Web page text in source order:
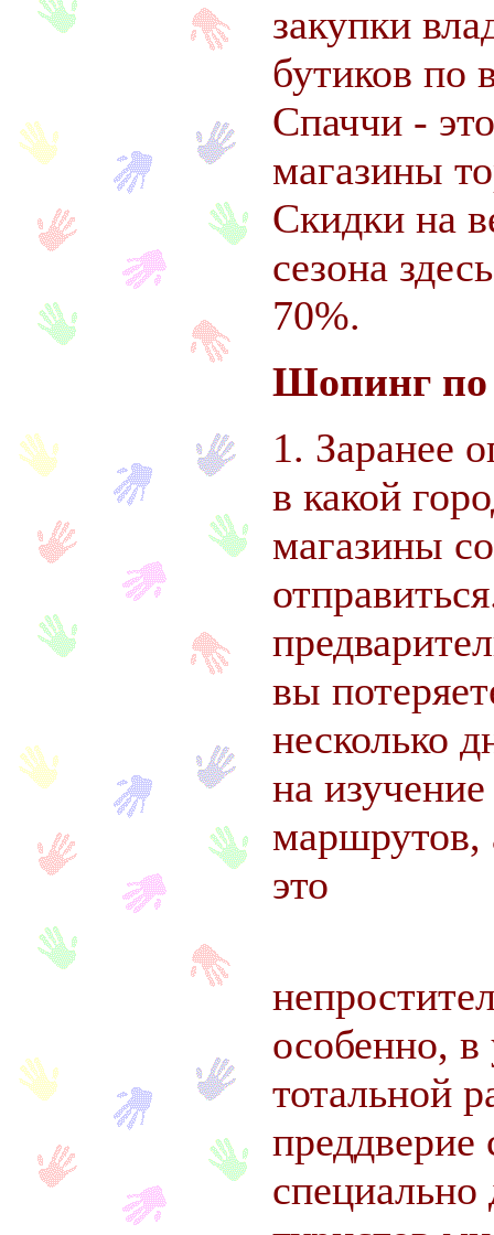
закупки
бутиков по
Спаччи -
магазины
Скидки на
сезона
70%.
Шопинг по
1. Заранее
в какой
магазины
вы
несколько
на изучение
маршрутов,
это
особенно, в
тотальной
преддверие